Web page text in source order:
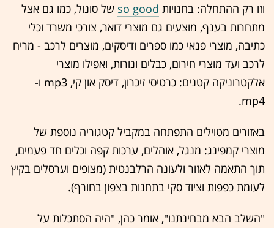
וזו רק ההתחלה: בחנויות so good של סונול, כמו גם אצל
מתחרות בענף, מוצעים גם מוצרי דואר, צורכי משרד וכלי
כתיבה, מוצרי פנאי כמו ספרים ודיסקים, מוצרים לרכב - מריח
לרכב ועד מוצרי חירום, כבלים ונורות, ואפילו מוצרי
אלקטרוניקה קטנים: כרטיסי זיכרון, דיסק און קי, mp3 ו-
mp4.
באזורים מטוילים התפתחה במקביל קטגוריה נוספת של
מוצרי קמפינג: מנגל, אוהלים, ערכות קפה וכלים חד פעמים,
תוך התאמה לאזור ולעונה הרלבנטית (מצופים וערסלים בקיץ
לעומת כפפות וציוד סקי בתחנות בצפון בחורף).
"השלב הבא מבחינתנו", אומר כהן, "היה הסתכלות על